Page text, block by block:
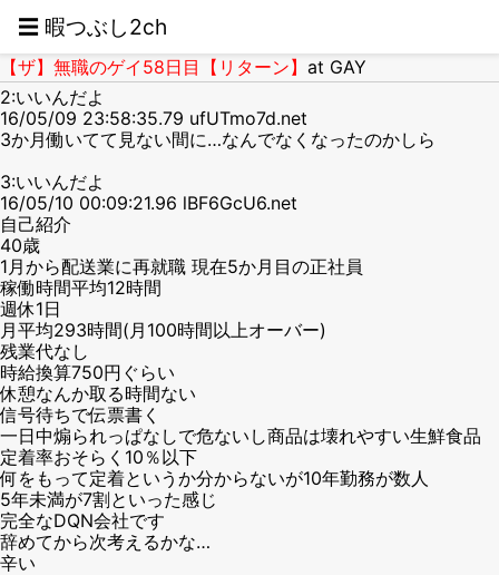
☰ 暇つぶし2ch
【ザ】無職のゲイ58日目【リターン】 at GAY
2:いいんだよ
16/05/09 23:58:35.79 ufUTmo7d.net
3か月働いてて見ない間に…なんでなくなったのかしら
3:いいんだよ
16/05/10 00:09:21.96 lBF6GcU6.net
自己紹介
40歳
1月から配送業に再就職 現在5か月目の正社員
稼働時間平均12時間
週休1日
月平均293時間(月100時間以上オーバー)
残業代なし
時給換算750円ぐらい
休憩なんか取る時間ない
信号待ちで伝票書く
一日中煽られっぱなしで危ないし商品は壊れやすい生鮮食品
定着率おそらく10％以下
何をもって定着というか分からないが10年勤務が数人
5年未満が7割といった感じ
完全なDQN会社です
辞めてから次考えるかな…
辛い